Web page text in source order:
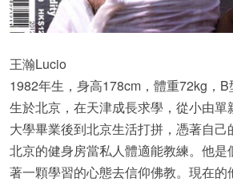
王瀚Lucio
1982年生，身高178cm，體重72kg，B
生於北京，在天津成長求學，從小由單
大學畢業後到北京生活打拼，憑著自己
北京的健身房當私人體適能教練。他是
著一顆學習的心態去信仰佛教。現在的